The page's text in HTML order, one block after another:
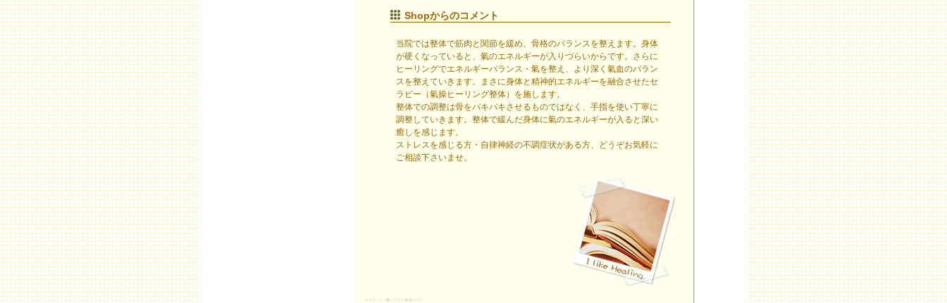
Shopからのコメント
当院では整体で筋肉と関節を緩め、骨格のバランスを整えます。身体
が硬くなっていると、氣のエネルギーが入りづらいからです。さらに
ヒーリングでエネルギーバランス・氣を整え、より深く氣血のバラン
スを整えていきます。まさに身体と精神的エネルギーを融合させたセ
ラピー（氣操ヒーリング整体）を施します。
整体での調整は骨をバキバキさせるものではなく、手指を使い丁寧に
調整していきます。整体で緩んだ身体に氣のエネルギーが入ると深い
癒しを感じます。
ストレスを感じる方・自律神経の不調症状がある方、どうぞお気軽に
ご相談下さいませ。